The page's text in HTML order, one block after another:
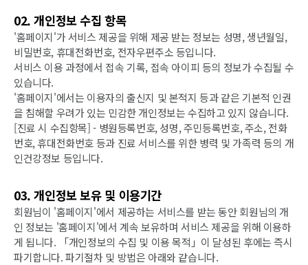
02. 개인정보 수집 항목
'홈페이지'가 서비스 제공을 위해 제공 받는 정보는 성명, 생년월일,
비밀번호, 휴대전화번호, 전자우편주소 등입니다.
서비스 이용 과정에서 접속 기록, 접속 아이피 등의 정보가 수집될 수
있습니다.
'홈페이지'에서는 이용자의 출신지 및 본적지 등과 같은 기본적 인권
을 침해할 우려가 있는 민감한 개인정보는 수집하고 있지 않습니다.
[진료 시 수집항목] - 병원등록번호, 성명, 주민등록번호, 주소, 전화
번호, 휴대전화번호 등과 진료 서비스를 위한 병력 및 가족력 등의 개
인건강정보 등입니다.
03. 개인정보 보유 및 이용기간
회원님이 '홈페이지'에서 제공하는 서비스를 받는 동안 회원님의 개
인 정보는 '홈페이지'에서 계속 보유하며 서비스 제공을 위해 이용하
게 됩니다. 「개인정보의 수집 및 이용 목적」이 달성된 후에는 즉시
파기합니다. 파기절차 및 방법은 아래와 같습니다.